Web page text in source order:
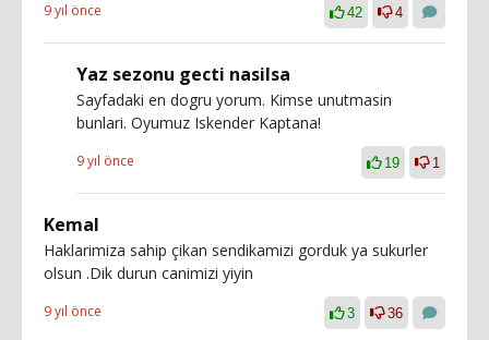
9 yıl önce 42 4
Yaz sezonu gecti nasilsa
Sayfadaki en dogru yorum. Kimse unutmasin
bunlari. Oyumuz Iskender Kaptana!
9 yıl önce 19 1
Kemal
Haklarimiza sahip çikan sendikamizi gorduk ya sukurler
olsun .Dik durun canimizi yiyin
9 yıl önce 3 36